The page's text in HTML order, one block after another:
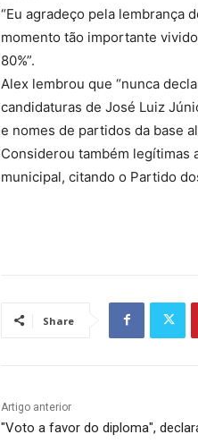
“Eu agradeço pela lembrança
momento tão importante
80%”.
Alex lembrou que “nunca
candidaturas de José Luiz
e nomes de partidos da base
Considerou também legítimas
municipal, citando o Partido
Share
Artigo anterior
"Voto a favor do diploma",